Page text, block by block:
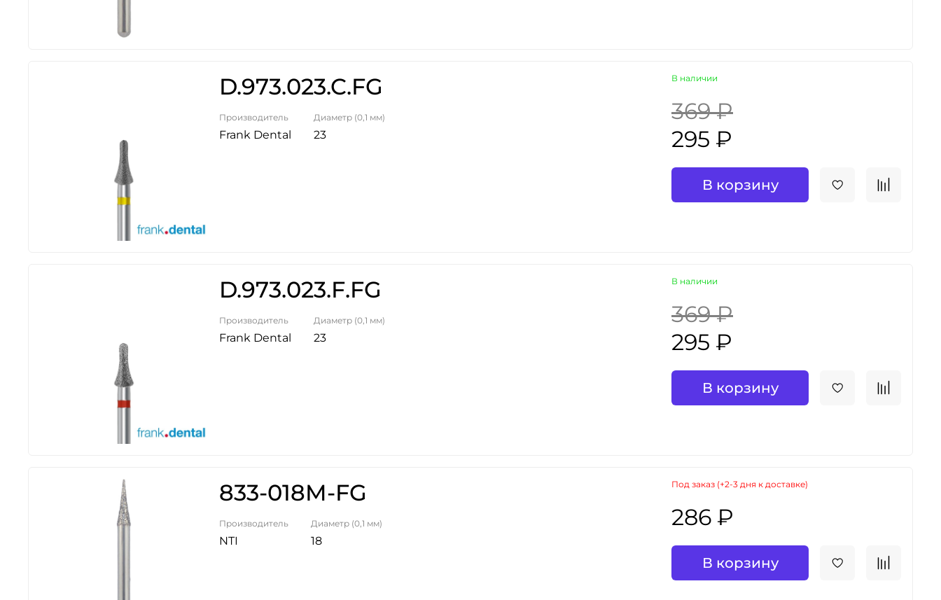
D.973.023.C.FG
Производитель
Frank Dental
Диаметр (0,1 мм)
23
В наличии
369 ₽
295 ₽
В корзину
D.973.023.F.FG
Производитель
Frank Dental
Диаметр (0,1 мм)
23
В наличии
369 ₽
295 ₽
В корзину
833-018M-FG
Производитель
NTI
Диаметр (0,1 мм)
18
Под заказ (+2-3 дня к доставке)
286 ₽
В корзину